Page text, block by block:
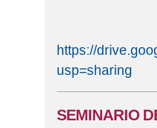
https://
usp=sharing
SEMINARIO